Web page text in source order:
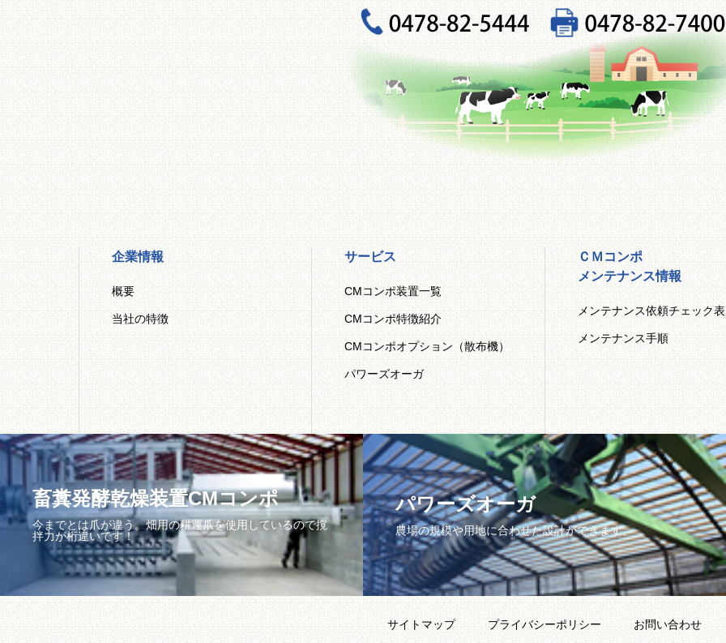
企業情報
概要
当社の特徴
サービス
CMコンポ装置一覧
CMコンポ特徴紹介
CMコンポオプション（散布機）
パワーズオーガ
ＣＭコンポ
メンテナンス情報
メンテナンス依頼チェック表
メンテナンス手順
畜糞発酵乾燥装置CMコンポ
今までとは爪が違う。畑用の耕運爪を使用しているので撹
拌力が桁違いです！
パワーズオーガ
農場の規模や用地に合わせた設計ができます。
サイトマップ プライバシーポリシー お問い合わせ